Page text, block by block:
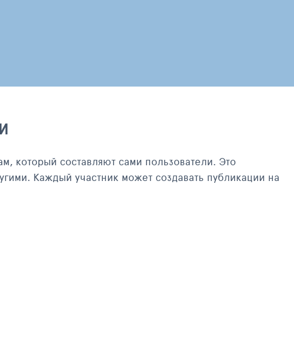
который составляют сами пользователи. Это
Каждый участник может создавать публикации на